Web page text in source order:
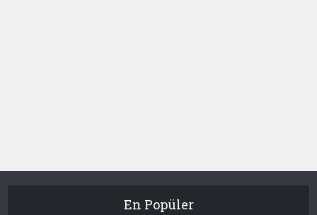
En Popüler